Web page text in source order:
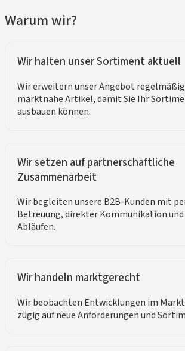
Warum wir?
Wir halten unser Sortiment aktuell
Wir erweitern unser Angebot regelmäßig
marktnahe Artikel, damit Sie Ihr
ausbauen können.
Wir setzen auf partnerschaftliche
Zusammenarbeit
Wir begleiten unsere B2B-Kunden mit
Betreuung, direkter Kommunikation
Abläufen.
Wir handeln marktgerecht
Wir beobachten Entwicklungen im
zügig auf neue Anforderungen und